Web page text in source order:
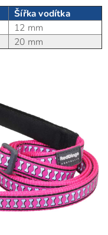
Šířka vodítka
12 mm
20 mm